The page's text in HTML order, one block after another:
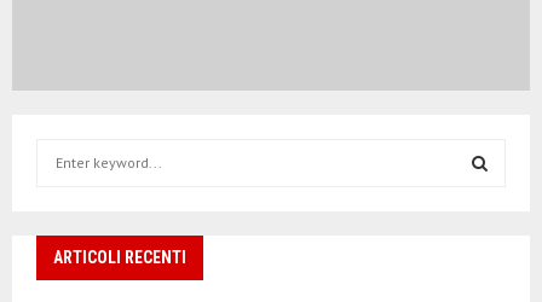
h
ARTICOLI RECENTI